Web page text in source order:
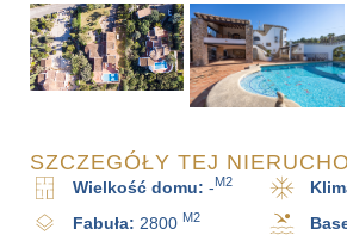
SZCZEGÓŁY TEJ
Wielkość domu:-M2
Fabuła: 2800 M2